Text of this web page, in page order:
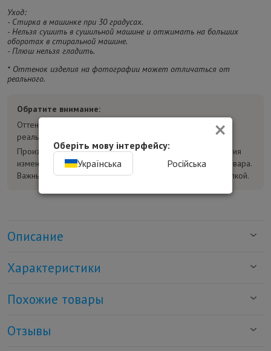
Уход:
- Стирка в машинке при 30 градусах.
- Нельзя сушить в сушильной машине и отжимать на больших
оборотах в стиральной машине.
- Плюш нельзя гладить.
* Оттенок изделия на фотографии может отличаться от
реального.
Обратите внимание:
Оттенок товара на фотографиях может отличаться от
реального.
Производитель может без предварительного уведомления
изменять конструкцию, комплектацию и характеристики товара.
Важные параметры уточняйте у консультанта перед покупкой.
Описание
Характеристики
Похожие товары
Отзывы
×
Оберіть мову інтерфейсу:
Українська
Російська